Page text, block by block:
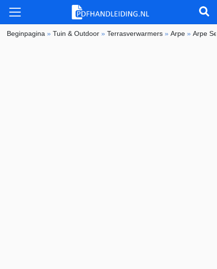
Beginpagina »Tuin & Outdoor »Terrasverwarmers »Arpe »Arpe